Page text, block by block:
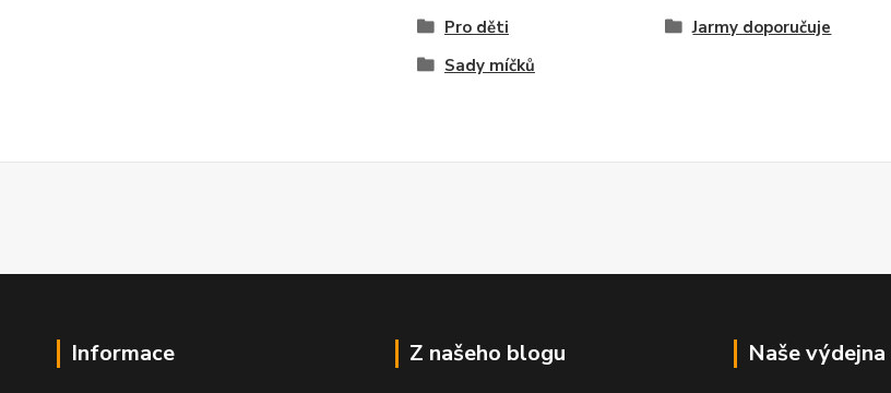
Pro děti Jarmy doporučuje
Sady míčků
Informace Z našeho blogu Naše výdejna